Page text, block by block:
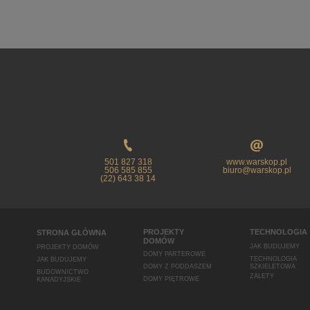
501 827 318
506 585 855
(22) 643 38 14
www.warskop.pl
biuro@warskop.pl
STRONA GŁÓWNA
PROJEKTY DOMÓW
JAK BUDUJEMY
BUDOWNICTWO
KANADYJSKIE
PROJEKTY
DOMÓW
DOMY PARTEROWE
DOMY Z PODDASZEM
DOMY PIĘTROWE
TECHNOLOGIA
JAK BUDUJEMY
TECHNOLOGIA
SZKIELETOWA
ZALETY